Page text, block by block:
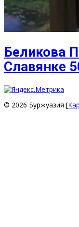
Беликова
Славянке
© 2026 Буржуазия [